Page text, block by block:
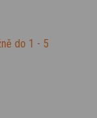
do 1 - 5